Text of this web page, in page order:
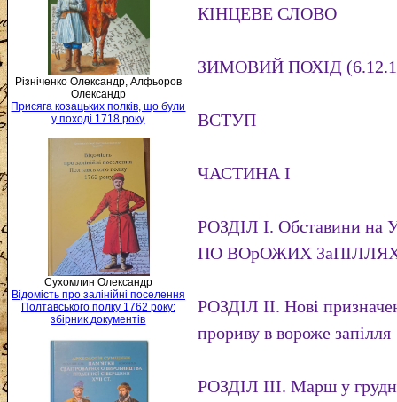
Різніченко Олександр, Алфьоров
Олександр
Присяга козацьких полків, що були
у поході 1718 року
Сухомлин Олександр
Відомість про залінійні поселення
Полтавського полку 1762 року:
збірник документів
КІНЦЕВЕ СЛОВО
ЗИМОВИЙ ПОХІД
ВСТУП
ЧАСТИНА І
РОЗДІЛ І. Обставини на
ПО ВОрОЖИХ
РОЗДІЛ II. Нові
прориву в вороже запілля
РОЗДІЛ III. Марш у